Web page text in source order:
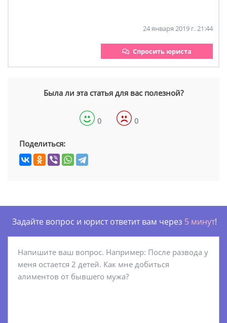
24 января 2019 г. 21:44
Спросить юриста
Была ли эта статья для вас полезной?
0 0
Поделиться:
Задайте вопрос и юрист ответит вам через 5 минут!